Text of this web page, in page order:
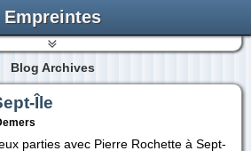
Empreintes
Blog Archives
Île
parties avec Pierre Rochette à Sept-